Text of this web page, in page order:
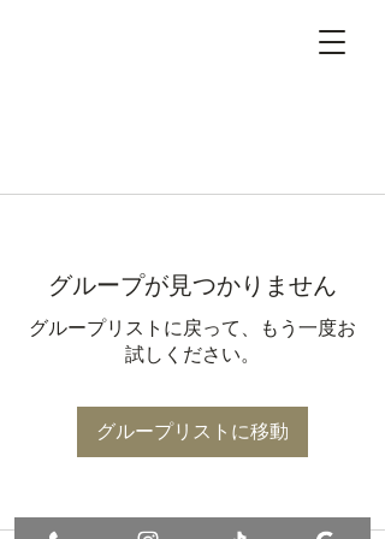
グループが見つかりません
グループリストに戻って、もう一度お
試しください。
グループリストに移動